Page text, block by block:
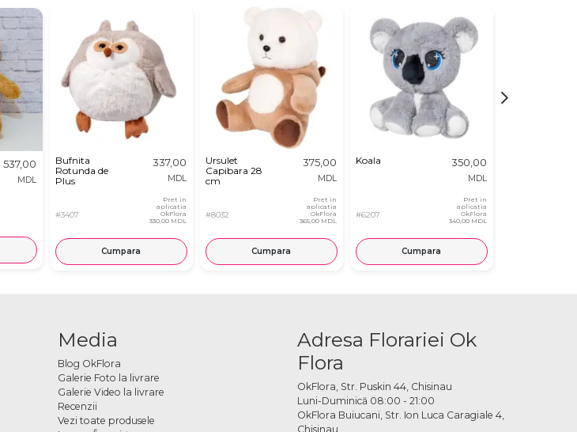
537,00
MDL
Bufnita
Rotunda de
Plus
#3407
337,00
MDL
Pret in
aplicatia
OkFlora
330,00 MDL
Cumpara
Ursulet
Capibara 28
cm
#8032
375,00
MDL
Pret in
aplicatia
OkFlora
365,00 MDL
Cumpara
Koala
#6207
350,00
MDL
Pret in
aplicatia
OkFlora
340,00 MDL
Cumpara
Media
Blog OkFlora
Galerie Foto la livrare
Galerie Video la livrare
Recenzii
Vezi toate produsele
Adresa Florariei Ok
Flora
OkFlora, Str. Puskin 44, Chisinau
Luni-Duminică 08:00 - 21:00
OkFlora Buiucani, Str. Ion Luca Caragiale 4,
Chisinau